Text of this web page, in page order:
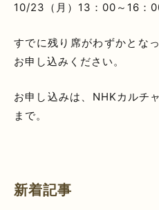
10/23（月）13：00～16：
すでに残り席がわずかとな
お申し込みください。
お申し込みは、NHKカルチ
まで。
新着記事